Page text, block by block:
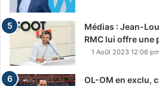
Médias : Jean-
RMC lui offre une
1 Août 2023 12:06 pm
OL-OM en exclu,